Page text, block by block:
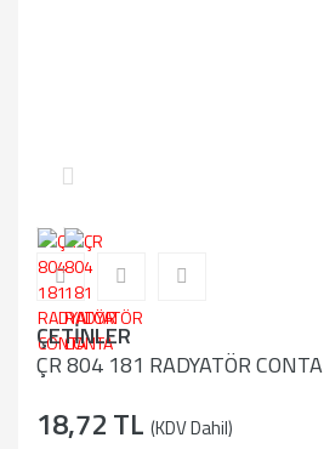
ÇETİNLER
ÇR 804 181 RADYATÖR CONTA
18,72 TL (KDV Dahil)